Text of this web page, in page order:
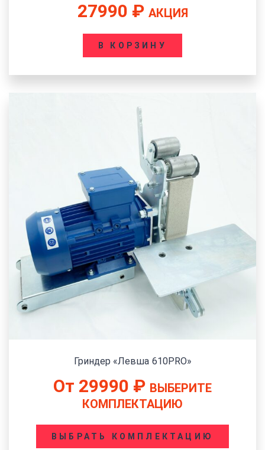
27990 ₽ АКЦИЯ
В КОРЗИНУ
Гриндер «Левша 610PRO»
От 29990 ₽ ВЫБЕРИТЕ
КОМПЛЕКТАЦИЮ
ВЫБРАТЬ КОМПЛЕКТАЦИЮ